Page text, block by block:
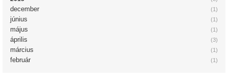
(1)
december
(1)
június
(1)
május
(3)
április
(1)
március
(1)
február